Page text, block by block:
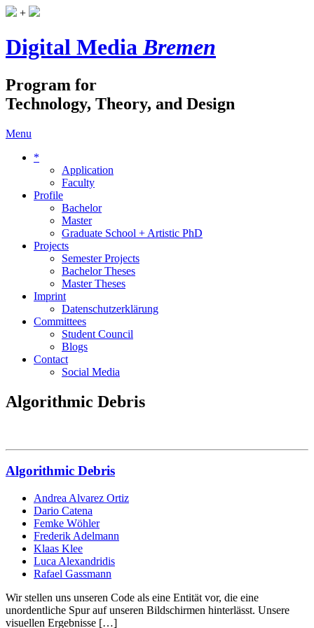
+
Digital MediaBremen
Program for
Technology, Theory, and Design
Menu
*
Application
Faculty
Profile
Bachelor
Master
Graduate School + Artistic PhD
Projects
Semester Projects
Bachelor Theses
Master Theses
Imprint
Datenschutzerklärung
Committees
Student Council
Blogs
Contact
Social Media
Algorithmic Debris
Algorithmic Debris
Andrea Alvarez Ortiz
Dario Catena
Femke Wöhler
Frederik Adelmann
Klaas Klee
Luca Alexandridis
Rafael Gassmann
Wir stellen uns unseren Code als eine Entität vor, die eine
unordentliche Spur auf unseren Bildschirmen hinterlässt. Unsere
visuellen Ergebnisse […]